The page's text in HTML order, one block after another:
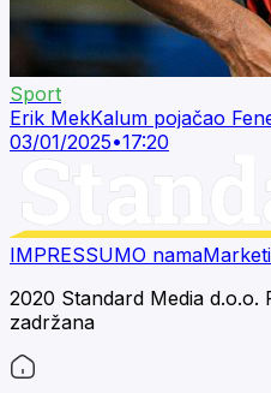
Sport
Erik MekKalum pojačao
03/01/2025•17:20
IMPRESSUMO nama
2020 Standard Media d.o.o.
zadržana